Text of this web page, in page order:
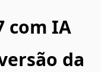
com IA
da